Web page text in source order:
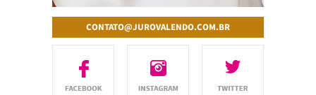
CONTATO@JUROVALENDO.COM.BR